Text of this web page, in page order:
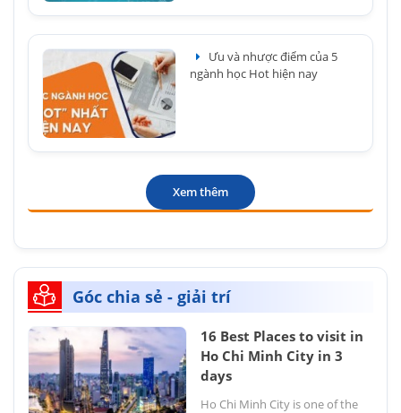
Ưu và nhược điểm của 5
ngành học Hot hiện nay
Xem thêm
Góc chia sẻ - giải trí
16 Best Places to visit in
Ho Chi Minh City in 3
days
Ho Chi Minh City is one of the